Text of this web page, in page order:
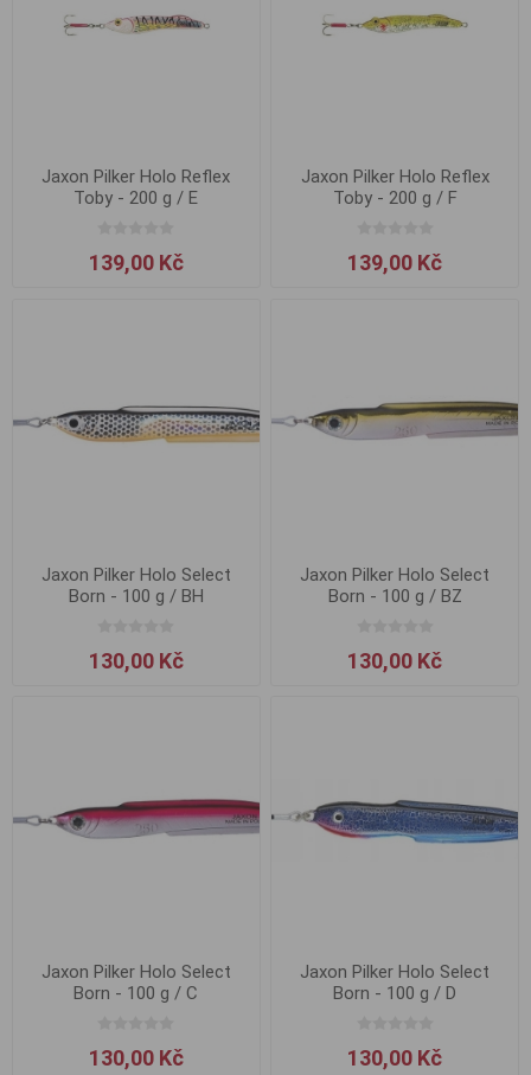
Jaxon Pilker Holo Reflex
Toby - 200 g / E
139,00 Kč
Jaxon Pilker Holo Reflex
Toby - 200 g / F
139,00 Kč
Jaxon Pilker Holo Select
Born - 100 g / BH
130,00 Kč
Jaxon Pilker Holo Select
Born - 100 g / BZ
130,00 Kč
Jaxon Pilker Holo Select
Born - 100 g / C
130,00 Kč
Jaxon Pilker Holo Select
Born - 100 g / D
130,00 Kč